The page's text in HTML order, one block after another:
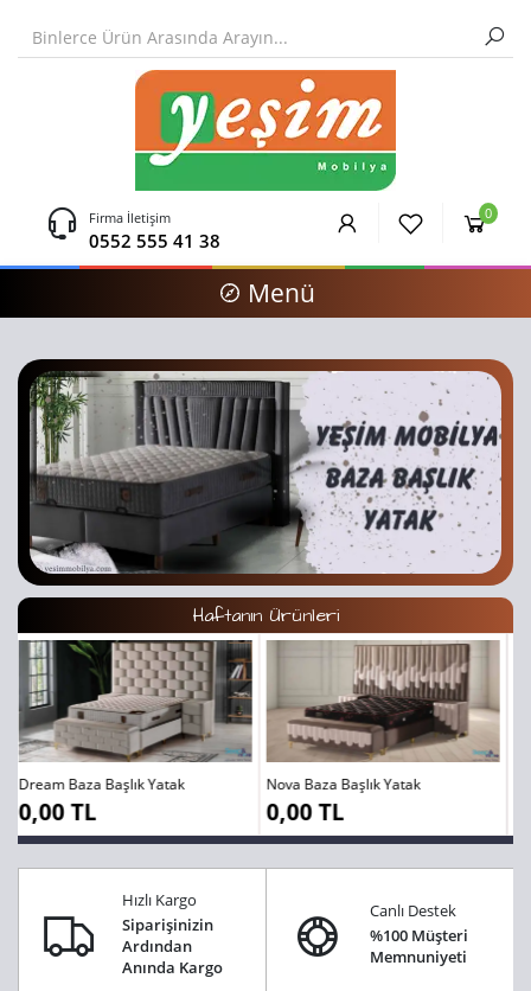
Firma İletişim
0552 555 41 38
0
Menü
Haftanın Ürünleri
Nova Baza Başlık Yatak
0,00 TL
London Baza Başlık Yatak
0,00 TL
Hızlı Kargo
Siparişinizin
Ardından
Anında Kargo
Canlı Destek
%100 Müşteri
Memnuniyeti